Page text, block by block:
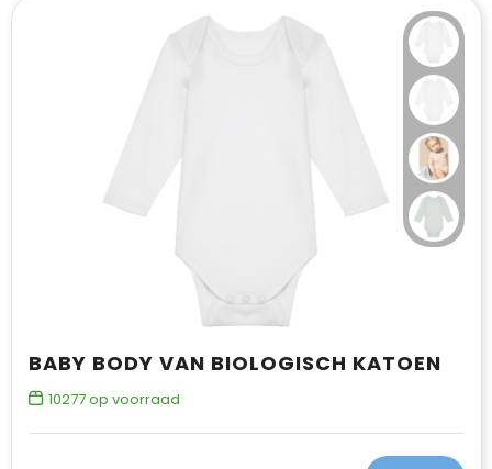
BABY BODY VAN BIOLOGISCH KATOEN
10277op voorraad